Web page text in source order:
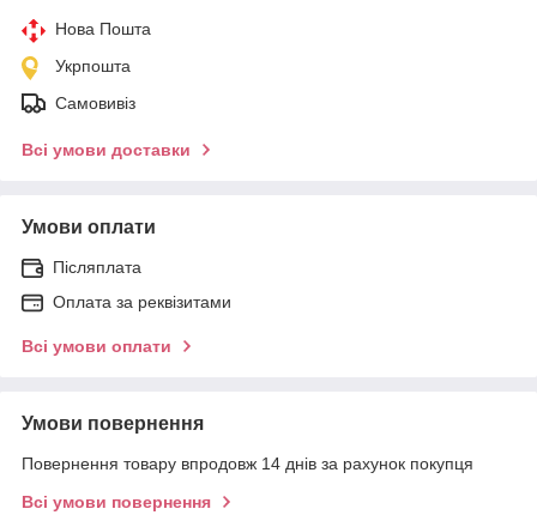
Нова Пошта
Укрпошта
Самовивіз
Всі умови доставки
Умови оплати
Післяплата
Оплата за реквізитами
Всі умови оплати
Умови повернення
Повернення товару впродовж 14 днів за рахунок покупця
Всі умови повернення